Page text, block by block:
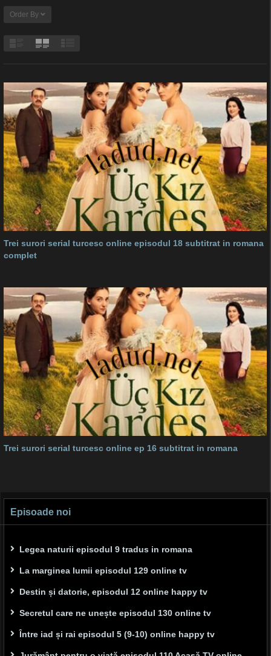
Order By
Trei surori serial turcesc online episodul 18 subtitrat in romana
complet
Trei surori serial turcesc online ep 16 subtitrat in romana
Episoade noi
Legea naturii episodul 9 tradus in romana
La marginea lumii episodul 129 online tv
Destin și datorie, episodul 12 online happy tv
Secretul care ne unește episodul 130 online tv
Între iad și rai episodul 5 (9-10) online happy tv